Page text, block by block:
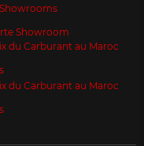
Showrooms
Showroom
du Carburant au Maroc
du Carburant au Maroc